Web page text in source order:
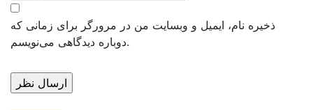
ذخیره نام، ایمیل و وبسایت من در مرورگر برای زمانی که
دوباره دیدگاهی می‌نویسم.